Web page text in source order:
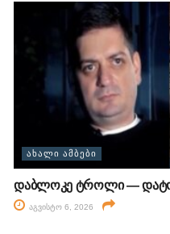
ᲐᲮᲐᲚᲘ ᲐᲛᲑᲔᲑᲘ
დაბლოკე ტროლი —
აგვისტო 6, 2026